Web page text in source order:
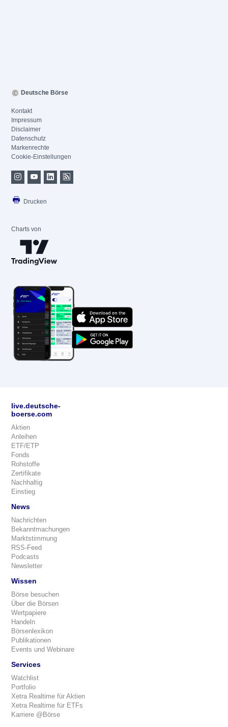
Deutsche Börse
Kontakt
Impressum
Disclaimer
Datenschutz
Markenrechte
Cookie-Einstellungen
Drucken
Charts von
live.deutsche-
boerse.com
Aktien
Anleihen
ETF/ETP
Fonds
Rohstoffe
Zertifikate
Nachhaltig
Einstieg
News
Nachrichten
Bekanntmachungen
Marktstimmung
RSS-Feed
Podcasts
Newsletter
Wissen
Börse besuchen
Über die Börsen
Wertpapiere
Handeln
Börsenlexikon
Publikationen
Events und Webinare
Services
Watchlist
Portfolio
Xetra Realtime für Aktien
Xetra Realtime für ETFs
Karriere @Börse